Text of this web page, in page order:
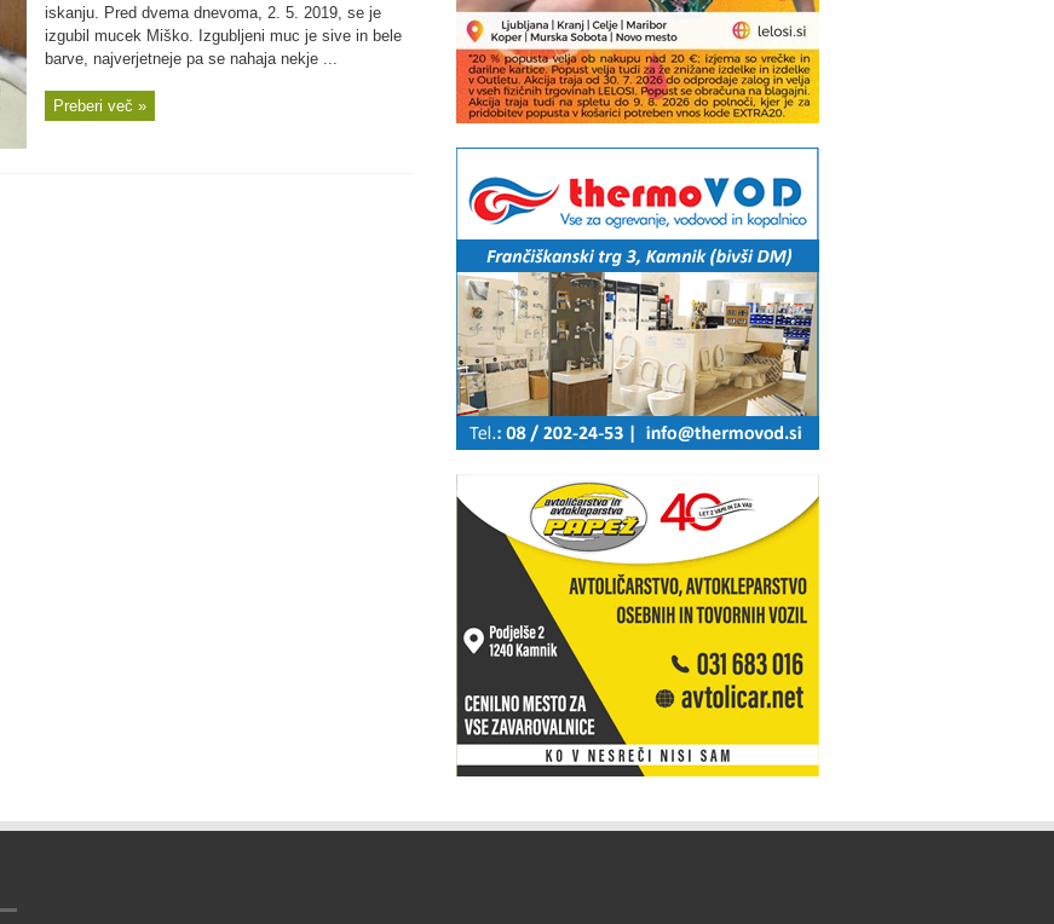
iskanju. Pred dvema dnevoma, 2. 5. 2019, se je
izgubil mucek Miško. Izgubljeni muc je sive in bele
barve, najverjetneje pa se nahaja nekje ...
Preberi več »